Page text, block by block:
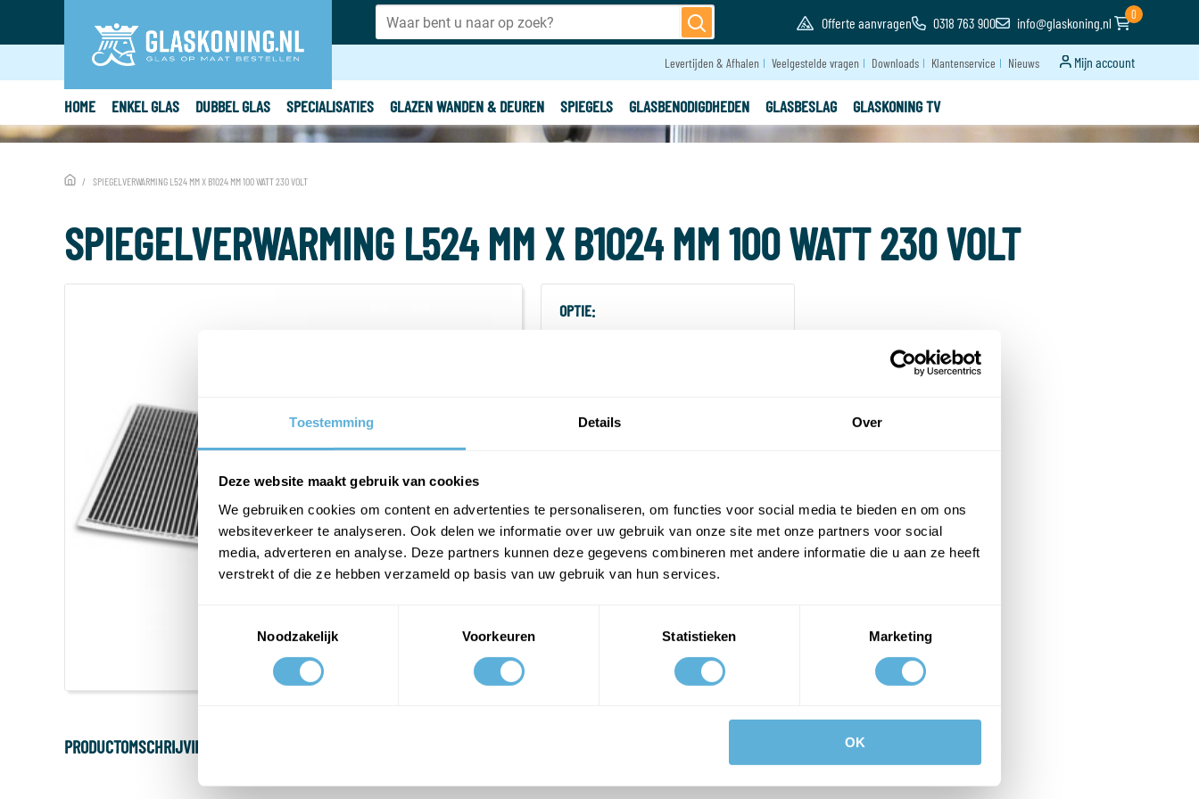
Toestemming Details Over
Deze website maakt gebruik van cookies
We gebruiken cookies om content en advertenties te personaliseren, om functies voor social media te bieden en om ons
websiteverkeer te analyseren. Ook delen we informatie over uw gebruik van onze site met onze partners voor social
media, adverteren en analyse. Deze partners kunnen deze gegevens combineren met andere informatie die u aan ze heeft
verstrekt of die ze hebben verzameld op basis van uw gebruik van hun services.
Noodzakelijk
Voorkeuren Statistieken Marketing
OK
Offerte aanvragen 0318 763 900 info@glaskoning.nl 0
Levertijden & Afhalen Veelgestelde vragen Downloads Klantenservice Nieuws Mijn account
HOME ENKEL GLAS DUBBEL GLAS SPECIALISATIES GLAZEN WANDEN & DEUREN SPIEGELS GLASBENODIGDHEDEN GLASBESLAG GLASKONING TV
SPIEGELVERWARMING L524 MM X B1024 MM 100 WATT 230 VOLT
SPIEGELVERWARMING L524 MM X B1024 MM 100 WATT 230 VOLT
OPTIE:
PLAATS IN WINKELWAGEN
PRODUCTOMSCHRIJVING